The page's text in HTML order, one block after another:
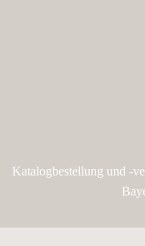
Katalogbestellung und -